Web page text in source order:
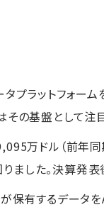
プラットフォー
の基盤として注
万ドル（前年
ました。決算発
有するデータ